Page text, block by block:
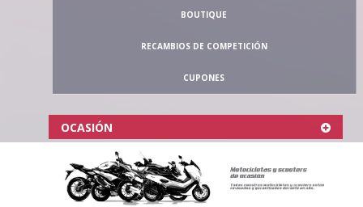
BOUTIQUE
RECAMBIOS DE COMPETICIÓN
CUPONES
OCASIÓN